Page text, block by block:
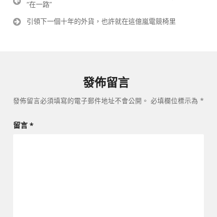
章
導
覽
“在一路”
引領下一個十年的外貨，也許就在這億嵐電競椅里
發佈留言
發佈留言必須填寫的電子郵件地址不會公開。 必填欄位標示為 *
留言 *